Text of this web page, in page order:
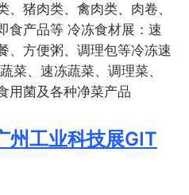
猪肉类、禽肉类、肉卷、
食产品等 冷冻食材展：速
、方便粥、调理包等冷冻速
菜、速冻蔬菜、调理菜、
用菌及各种净菜产品
州工业科技展GIT